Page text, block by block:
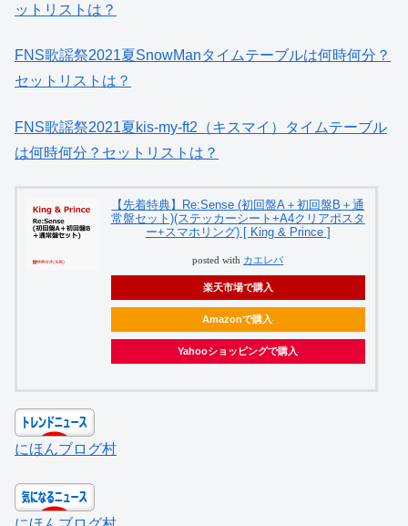
ットリストは？
FNS歌謡祭2021夏SnowManタイムテーブルは何時何分？
セットリストは？
FNS歌謡祭2021夏kis-my-ft2（キスマイ）タイムテーブル
は何時何分？セットリストは？
【先着特典】Re:Sense (初回盤A＋初回盤B＋通
常盤セット)(ステッカーシート+A4クリアポスタ
ー+スマホリング) [ King & Prince ]
posted with カエレバ
楽天市場で購入
Amazonで購入
Yahooショッピングで購入
にほんブログ村